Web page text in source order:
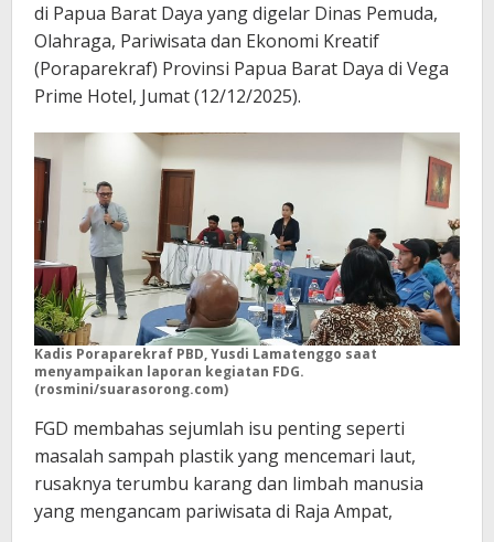
di Papua Barat Daya yang digelar Dinas Pemuda,
Olahraga, Pariwisata dan Ekonomi Kreatif
(Poraparekraf) Provinsi Papua Barat Daya di Vega
Prime Hotel, Jumat (12/12/2025).
Kadis Poraparekraf PBD, Yusdi Lamatenggo saat
menyampaikan laporan kegiatan FDG.
(rosmini/suarasorong.com)
FGD membahas sejumlah isu penting seperti
masalah sampah plastik yang mencemari laut,
rusaknya terumbu karang dan limbah manusia
yang mengancam pariwisata di Raja Ampat,